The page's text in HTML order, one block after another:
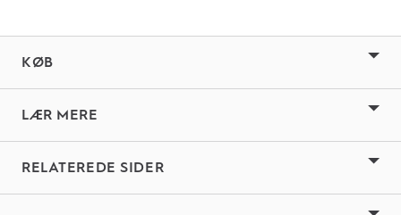
KØB
LÆR MERE
RELATEREDE SIDER